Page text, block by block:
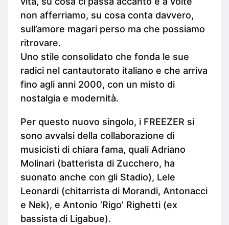
non afferriamo, su cosa conta davvero,
sull’amore magari perso ma che possiamo
ritrovare.
Uno stile consolidato che fonda le sue
radici nel cantautorato italiano e che arriva
fino agli anni 2000, con un misto di
nostalgia e modernità.
Per questo nuovo singolo, i FREEZER si
sono avvalsi della collaborazione di
musicisti di chiara fama, quali Adriano
Molinari (batterista di Zucchero, ha
suonato anche con gli Stadio), Lele
Leonardi (chitarrista di Morandi, Antonacci
e Nek), e Antonio ‘Rigo’ Righetti (ex
bassista di Ligabue).